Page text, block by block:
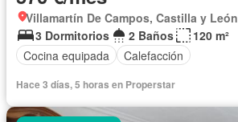
Villamartín De Campos, Castilla y León
3 Dormitorios
2 Baños
120 m²
Cocina equipada
Calefacción
Hace 3 días, 5 horas en Properstar